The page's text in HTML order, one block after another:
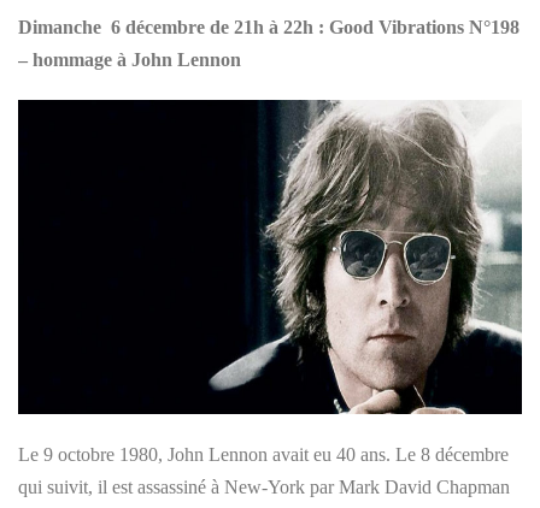
Dimanche 6 décembre de 21h à 22h : Good Vibrations N°198
– hommage à John Lennon
Le 9 octobre 1980, John Lennon avait eu 40 ans. Le 8 décembre
qui suivit, il est assassiné à New-York par Mark David Chapman